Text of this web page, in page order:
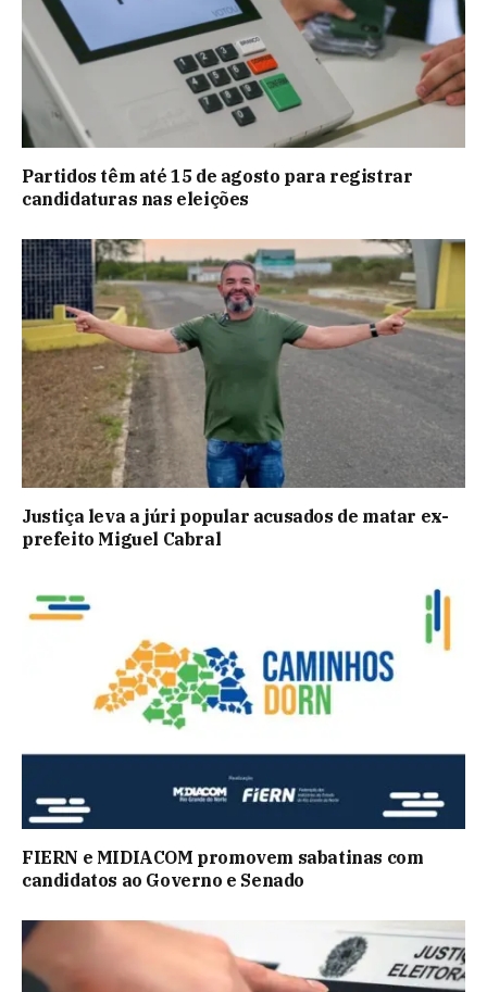
Partidos têm até 15 de agosto para registrar
candidaturas nas eleições
Justiça leva a júri popular acusados de matar ex-
prefeito Miguel Cabral
FIERN e MIDIACOM promovem sabatinas com
candidatos ao Governo e Senado